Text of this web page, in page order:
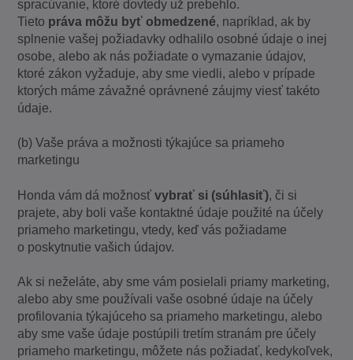
spracúvanie, ktoré dovtedy už prebehlo.
Tieto práva môžu byť obmedzené, napríklad, ak by
splnenie vašej požiadavky odhalilo osobné údaje o inej
osobe, alebo ak nás požiadate o vymazanie údajov,
ktoré zákon vyžaduje, aby sme viedli, alebo v prípade
ktorých máme závažné oprávnené záujmy viesť takéto
údaje.
(b) Vaše práva a možnosti týkajúce sa priameho
marketingu
Honda vám dá možnosťvybrať si (súhlasiť), či si
prajete, aby boli vaše kontaktné údaje použité na účely
priameho marketingu, vtedy, keď vás požiadame
o poskytnutie vašich údajov.
Ak si neželáte, aby sme vám posielali priamy marketing,
alebo aby sme používali vaše osobné údaje na účely
profilovania týkajúceho sa priameho marketingu, alebo
aby sme vaše údaje postúpili tretím stranám pre účely
priameho marketingu, môžete nás požiadať, kedykoľvek,